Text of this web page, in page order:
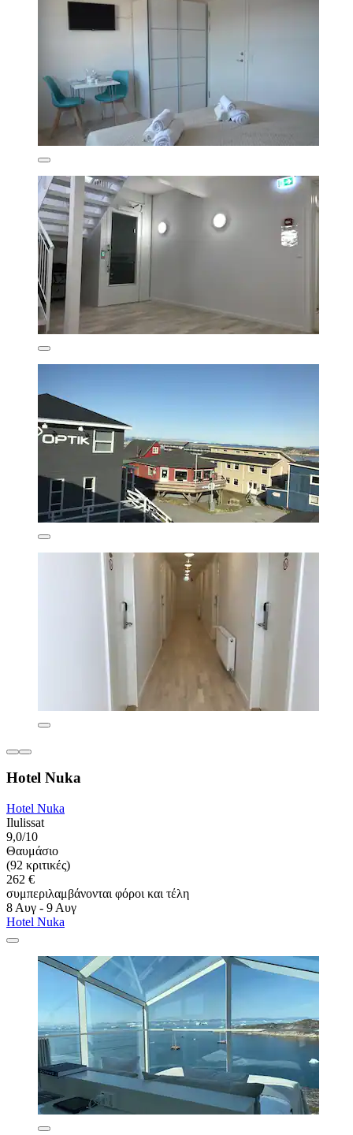
Hotel Nuka
Hotel Nuka
Ilulissat
9,0/10
Θαυμάσιο
(92 κριτικές)
262 €
συμπεριλαμβάνονται φόροι και τέλη
8 Αυγ - 9 Αυγ
Hotel Nuka